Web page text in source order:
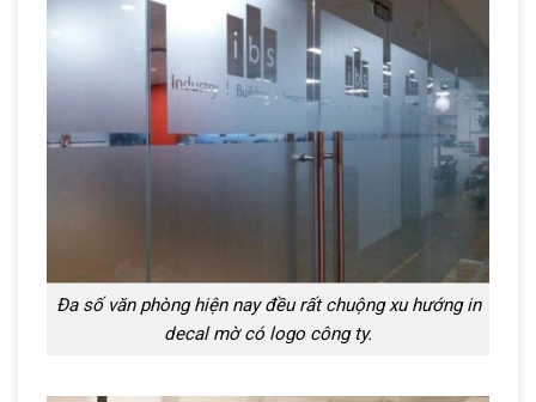
Đa số văn phòng hiện nay đều rất chuộng xu hướng in
decal mờ có logo công ty.